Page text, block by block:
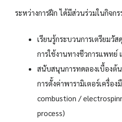
ระหว่างการฝึก ได้มีส่วนร่วมในกิจกร
เรียนรู้กระบวนการเตรียมวั
การใช้งานทางชีวการแพทย์
สนับสนุนการทดลองเบื้องต้น
การตั้งค่าพารามิเตอร์เครื่อ
combustion /
process)